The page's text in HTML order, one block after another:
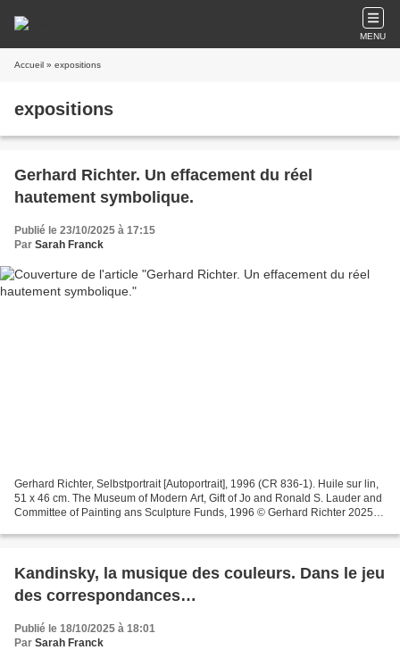
MENU
Accueil » expositions
expositions
Gerhard Richter. Un effacement du réel
hautement symbolique.
Publié le 23/10/2025 à 17:15
Par Sarah Franck
Gerhard Richter, Selbstportrait [Autoportrait], 1996 (CR 836-1). Huile sur lin,
51 x 46 cm. The Museum of Modern Art, Gift of Jo and Ronald S. Lauder and
Committee of Painting ans Sculpture Funds, 1996 © Gerhard Richter 2025
Kandinsky, la musique des couleurs. Dans le jeu
des correspondances…
Publié le 18/10/2025 à 18:01
Par Sarah Franck